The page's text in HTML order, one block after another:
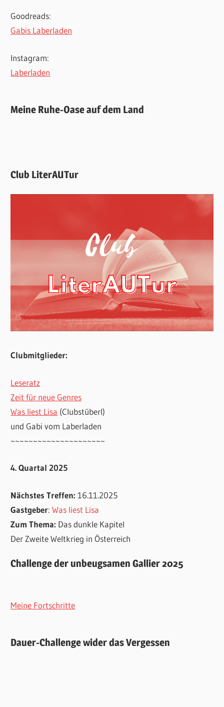
Goodreads:
Gabis Laberladen
Instagram:
Laberladen
Meine Ruhe-Oase auf dem Land
Club LiterAUTur
Clubmitglieder:
Leseratz
Zeit für neue Genres
Was liest Lisa (Clubstüberl)
und Gabi vom Laberladen
~~~~~~~~~~~~~~~~~~~~~
4. Quartal 2025
Nächstes Treffen:16.11.2025
Gastgeber:Was liest Lisa
Zum Thema: Das dunkle Kapitel
Der Zweite Weltkrieg in Österreich
Challenge der unbeugsamen Gallier 2025
Meine Fortschritte
Dauer-Challenge wider das Vergessen